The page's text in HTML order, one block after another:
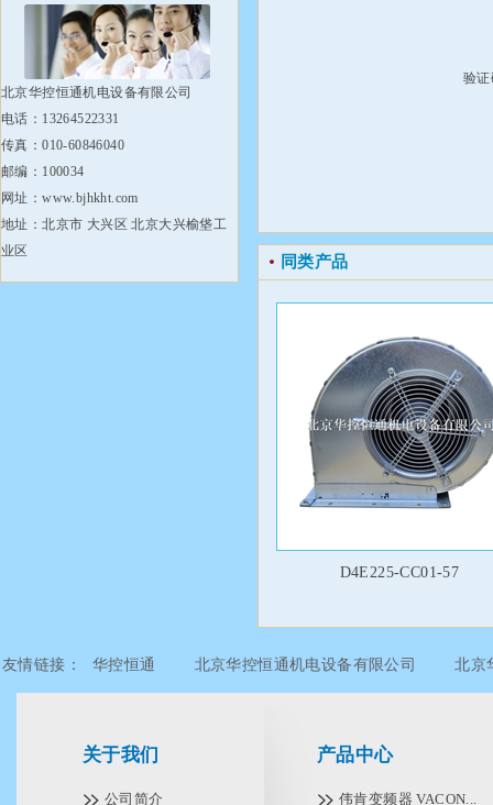
北京华控恒通机电设备有限公司
电话：13264522331
传真：010-60846040
邮编：100034
网址：www.bjhkht.com
地址：北京市 大兴区 北京大兴榆垡工
业区
验
同类产品
D4E225-CC01-57
友情链接： 华控恒通 北京华控恒通机电设备有限公司 北京
关于我们
公司简介
产品中心
伟肯变频器 VACON...